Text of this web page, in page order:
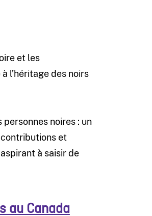
et les
l’héritage des noirs
personnes noires : un
et
à saisir de
au Canada